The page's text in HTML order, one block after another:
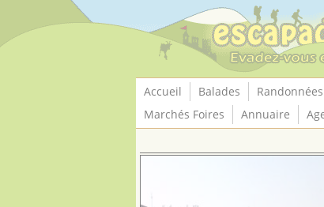
Accueil Balades Randonnées
Marchés Foires
Annuaire
Panneau de gestion des cookies